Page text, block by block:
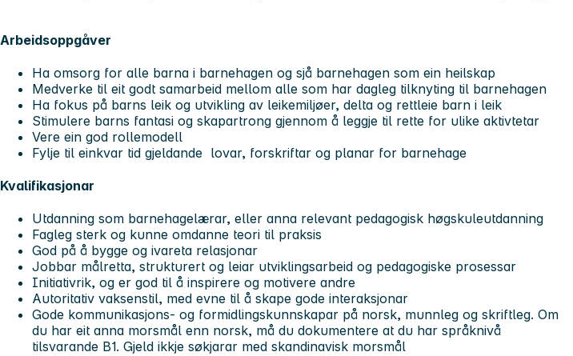
Arbeidsoppgåver
Ha omsorg for alle barna i barnehagen og sjå barnehagen som ein heilskap
Medverke til eit godt samarbeid mellom alle som har dagleg tilknyting til barnehagen
Ha fokus på barns leik og utvikling av leikemiljøer, delta og rettleie barn i leik
Stimulere barns fantasi og skapartrong gjennom å leggje til rette for ulike aktivtetar
Vere ein god rollemodell
Fylje til einkvar tid gjeldande lovar, forskriftar og planar for barnehage
Kvalifikasjonar
Utdanning som barnehagelærar, eller anna relevant pedagogisk høgskuleutdanning
Fagleg sterk og kunne omdanne teori til praksis
God på å bygge og ivareta relasjonar
Jobbar målretta, strukturert og leiar utviklingsarbeid og pedagogiske prosessar
Initiativrik, og er god til å inspirere og motivere andre
Autoritativ vaksenstil, med evne til å skape gode interaksjonar
Gode kommunikasjons- og formidlingskunnskapar på norsk, munnleg og skriftleg. Om
du har eit anna morsmål enn norsk, må du dokumentere at du har språknivå
tilsvarande B1. Gjeld ikkje søkjarar med skandinavisk morsmål